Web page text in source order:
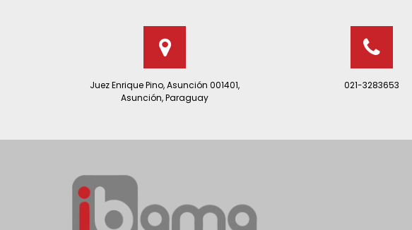
Juez Enrique Pino, Asunción 001401,
Asunción, Paraguay
021-3283653